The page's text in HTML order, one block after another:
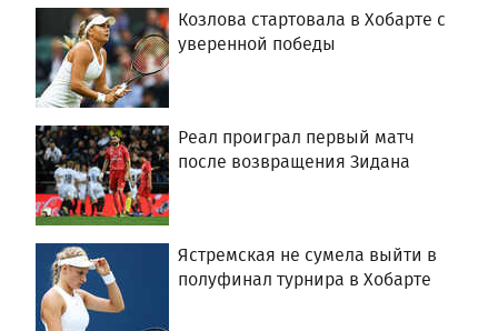
Козлова стартовала в Хобарте с
уверенной победы
Реал проиграл первый матч
после возвращения Зидана
Ястремская не сумела выйти в
полуфинал турнира в Хобарте